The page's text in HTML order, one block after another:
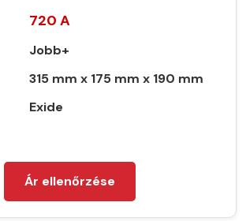
720 A
Jobb+
315 mm x 175 mm x 190 mm
Exide
Ár ellenőrzése